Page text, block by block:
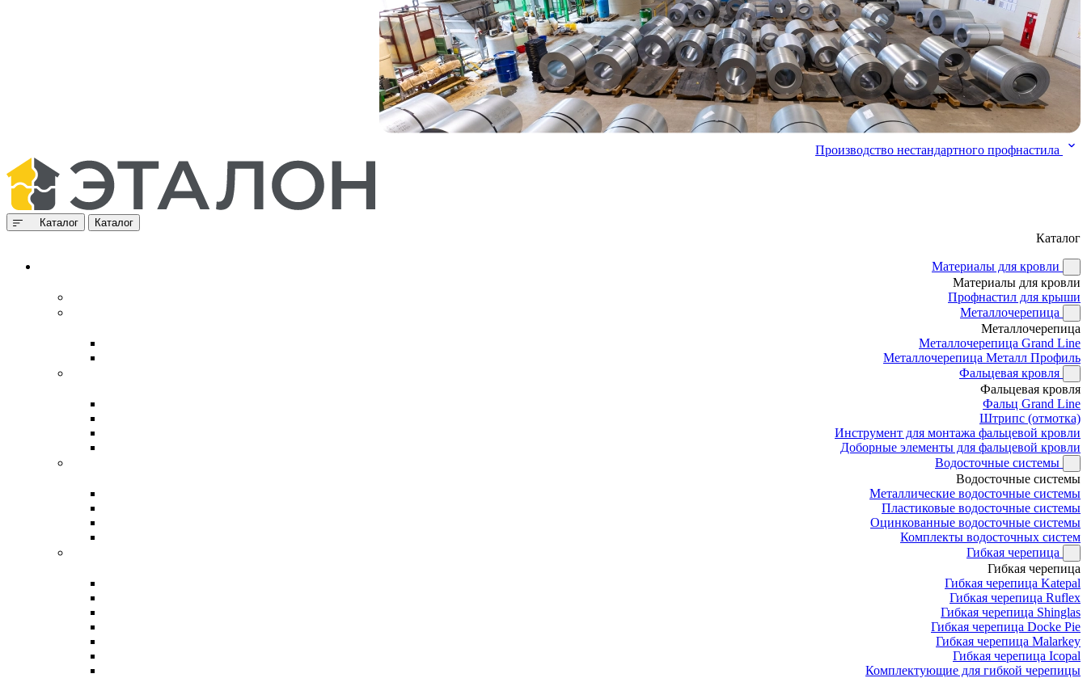
Производство нестандартного профнастила
Каталог Каталог
Каталог
Материалы для кровли
Материалы для кровли
Профнастил для крыши
Металлочерепица
Металлочерепица
Металлочерепица Grand Line
Металлочерепица Металл Профиль
Фальцевая кровля
Фальцевая кровля
Фальц Grand Line
Штрипс (отмотка)
Инструмент для монтажа фальцевой кровли
Доборные элементы для фальцевой кровли
Водосточные системы
Водосточные системы
Металлические водосточные системы
Пластиковые водосточные системы
Оцинкованные водосточные системы
Комплекты водосточных систем
Гибкая черепица
Гибкая черепица
Гибкая черепица Katepal
Гибкая черепица Ruflex
Гибкая черепица Shinglas
Гибкая черепица Docke Pie
Гибкая черепица Malarkey
Гибкая черепица Icopal
Комплектующие для гибкой черепицы